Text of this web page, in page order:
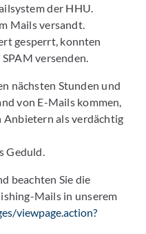
der HHU.
Mails versandt.
gesperrt, konnten
versenden.
nächsten Stunden und
von E-Mails kommen,
Anbietern als verdächtig
Geduld.
beachten Sie die
Mails in unserem
viewpage.action?